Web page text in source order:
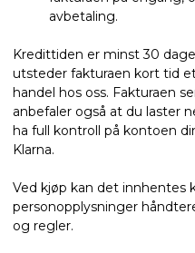
avbetaling.
Kredittiden er minst 30
utsteder fakturaen kort tid
handel hos oss. Fakturaen
anbefaler også at du laster
ha full kontroll på kontoen
Klarna.
Ved kjøp kan det innhentes
personopplysninger
og regler.